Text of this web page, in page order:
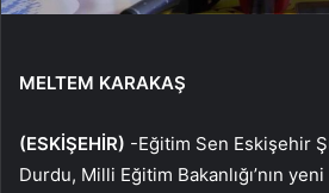
MELTEM KARAKAŞ
(ESKİŞEHİR) -Eğitim Sen Eskişehir
Durdu, Milli Eğitim Bakanlığı’nın